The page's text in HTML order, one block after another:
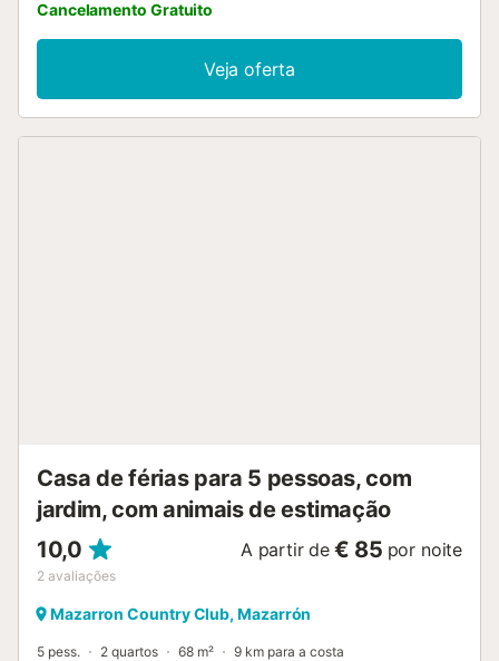
Cancelamento Gratuito
Veja oferta
Casa de férias para 5 pessoas, com
jardim, com animais de estimação
10,0
2 avaliações
A partir de € 85 por noite
Mazarron Country Club, Mazarrón
5 pess. 2 quartos 68 m² 9 km para a costa